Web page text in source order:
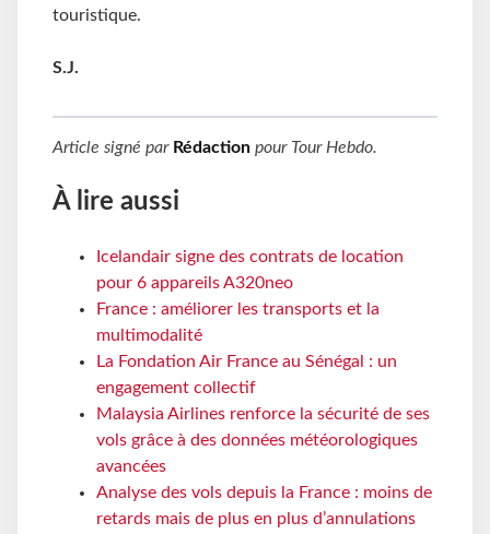
touristique.
S.J.
Article signé par Rédaction pour Tour Hebdo.
À lire aussi
Icelandair signe des contrats de location
pour 6 appareils A320neo
France : améliorer les transports et la
multimodalité
La Fondation Air France au Sénégal : un
engagement collectif
Malaysia Airlines renforce la sécurité de ses
vols grâce à des données météorologiques
avancées
Analyse des vols depuis la France : moins de
retards mais de plus en plus d’annulations